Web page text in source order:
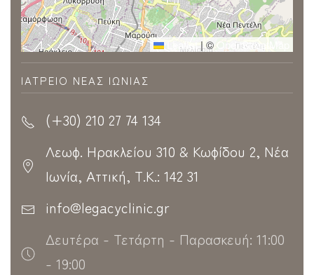
Leaflet |© OpenStreetMap
ΙΑΤΡΕΊΟ ΝΈΑΣ ΙΩΝΊΑΣ
(+30) 210 27 74 134
Λεωφ. Ηρακλείου 310 & Κωφίδου 2, Νέα
Ιωνία, Αττική, Τ.Κ.: 142 31
info@legacyclinic.gr
Δευτέρα - Τετάρτη - Παρασκευή: 11:00
- 19:00